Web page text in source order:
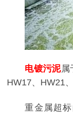
电镀污泥属
HW17、HW21
重金属超